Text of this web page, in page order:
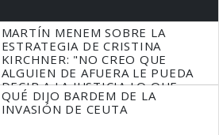
MARTÍN MENEM SOBRE LA
ESTRATEGIA DE CRISTINA
KIRCHNER: "NO CREO QUE
ALGUIEN DE AFUERA LE PUEDA
DECIR A LA JUSTICIA LO QUE
TIENE QUE HACER"
QUÉ DIJO BARDEM DE LA
INVASIÓN DE CEUTA